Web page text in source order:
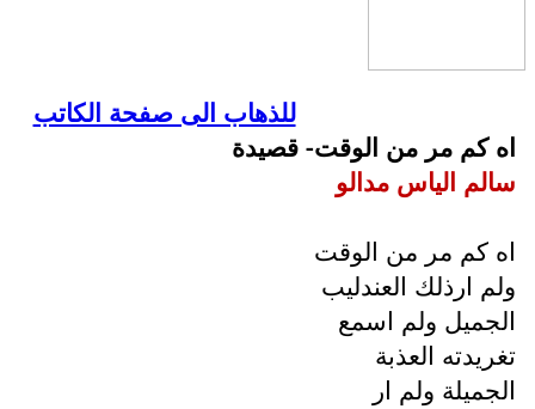
للذهاب الى صفحة الكاتب
اه كم مر من الوقت- قصيدة
سالم الياس مدالو
اه كم مر من الوقت
ولم ارذلك العندليب
الجميل ولم اسمع
تغريدته العذبة
الجميلة ولم ار